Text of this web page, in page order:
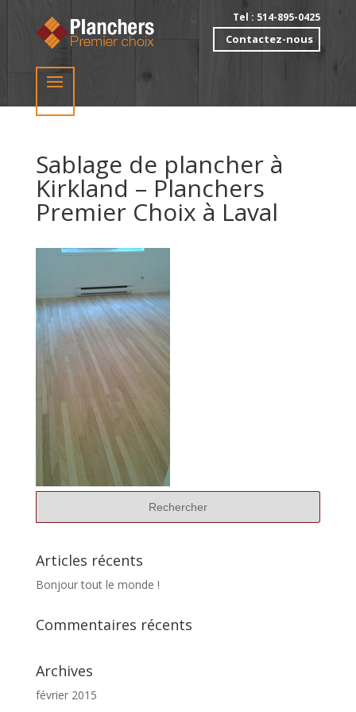
Tel : 514-895-0425
Contactez-nous
Sablage de plancher à
Kirkland – Planchers
Premier Choix à Laval
Articles récents
Bonjour tout le monde !
Commentaires récents
Archives
février 2015